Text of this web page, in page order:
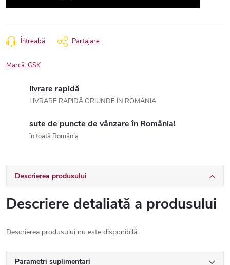
Întreabă Partajare
Marcă:GSK
livrare rapidă
LIVRARE RAPIDĂ ORIUNDE ÎN ROMÂNIA
sute de puncte de vânzare în România!
în toată România
Descrierea produsului
Descriere detaliată a produsului
Descrierea produsului nu este disponibilă
Parametri suplimentari